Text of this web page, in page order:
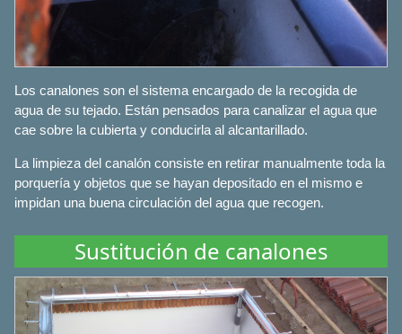
Los canalones son el sistema encargado de la recogida de
agua de su tejado. Están pensados para canalizar el agua que
cae sobre la cubierta y conducirla al alcantarillado.
La limpieza del canalón consiste en retirar manualmente toda la
porquería y objetos que se hayan depositado en el mismo e
impidan una buena circulación del agua que recogen.
Sustitución de canalones